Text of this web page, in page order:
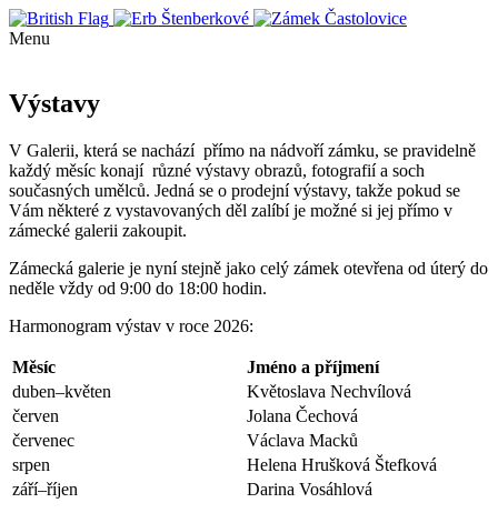
Menu
Výstavy
V Galerii, která se nachází přímo na nádvoří zámku, se pravidelně
každý měsíc konají různé výstavy obrazů, fotografií a soch
současných umělců. Jedná se o prodejní výstavy, takže pokud se
Vám některé z vystavovaných děl zalíbí je možné si jej přímo v
zámecké galerii zakoupit.
Zámecká galerie je nyní stejně jako celý zámek otevřena od úterý do
neděle vždy od 9:00 do 18:00 hodin.
Harmonogram výstav v roce 2026:
Měsíc
Jméno a příjmení
duben–květen
Květoslava Nechvílová
červen
Jolana Čechová
červenec
Václava Macků
srpen
Helena Hrušková Štefková
září–říjen
Darina Vosáhlová